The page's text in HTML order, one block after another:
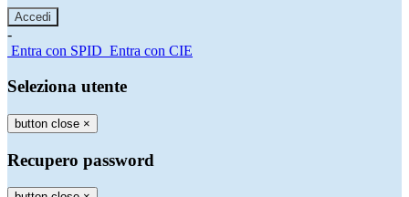
-
Entra con SPID Entra con CIE
Seleziona utente
button close ×
Recupero password